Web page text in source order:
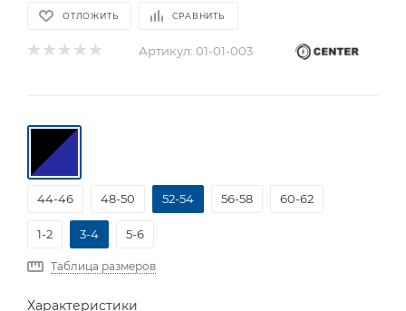
ОТЛОЖИТЬ СРАВНИТЬ
Артикул: 01-01-003
44-46 48-50 52-54 56-58 60-62
1-2 3-4 5-6
Таблица размеров
Характеристики